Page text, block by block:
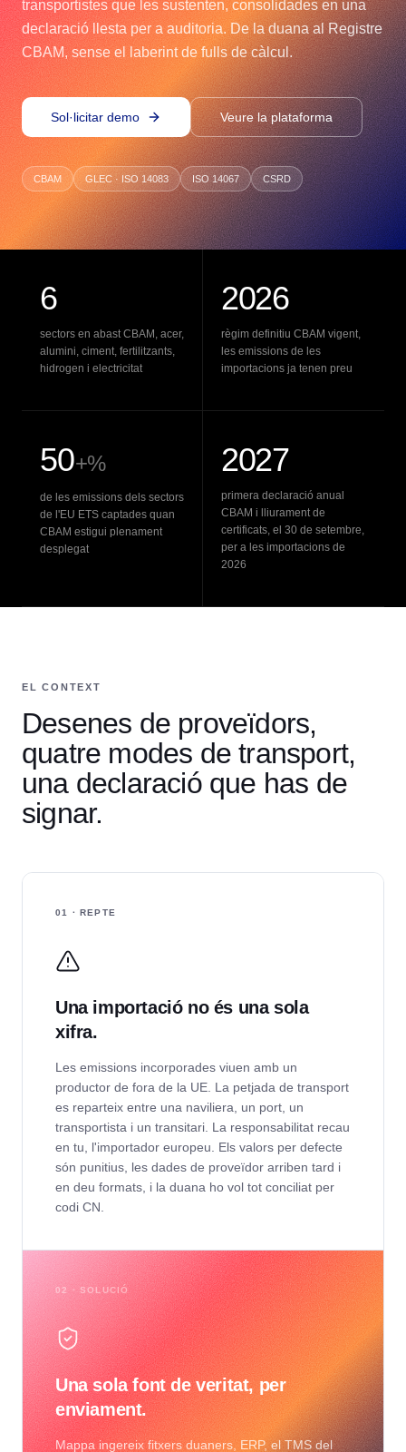
transportistes que les sustenten, consolidades en una
declaració llesta per a auditoria. De la duana al Registre
CBAM, sense el laberint de fulls de càlcul.
Sol·licitar demo Veure la plataforma
CBAM GLEC · ISO 14083 ISO 14067 CSRD
6
sectors en abast CBAM, acer,
alumini, ciment, fertilitzants,
hidrogen i electricitat
2026
règim definitiu CBAM vigent,
les emissions de les
importacions ja tenen preu
50+%
de les emissions dels sectors
de l'EU ETS captades quan
CBAM estigui plenament
desplegat
2027
primera declaració anual
CBAM i lliurament de
certificats, el 30 de setembre,
per a les importacions de
2026
EL CONTEXT
Desenes de proveïdors,
quatre modes de transport,
una declaració que has de
signar.
01 · REPTE
Una importació no és una sola
xifra.
Les emissions incorporades viuen amb un
productor de fora de la UE. La petjada de transport
es reparteix entre una naviliera, un port, un
transportista i un transitari. La responsabilitat recau
en tu, l'importador europeu. Els valors per defecte
són punitius, les dades de proveïdor arriben tard i
en deu formats, i la duana ho vol tot conciliat per
codi CN.
02 · SOLUCIÓ
Una sola font de veritat, per
enviament.
Mappa ingereix fitxers duaners, ERP, el TMS del